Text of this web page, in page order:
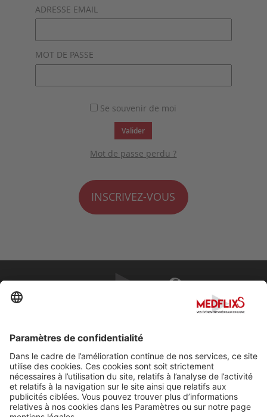
ADRESSE EMAIL
MOT DE PASSE
Se souvenir de moi
Valider
Mot de passe perdu ?
INSCRIVEZ-VOUS
À propos de MedflixS®
Aide
Contact
Mentions légales